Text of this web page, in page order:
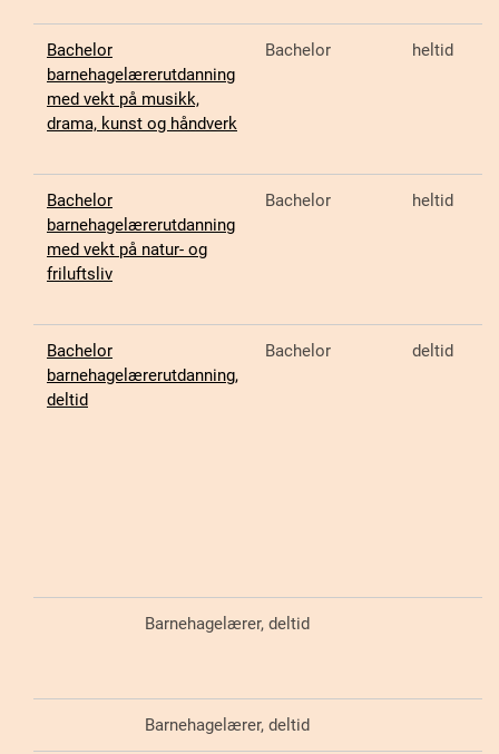
Bachelor
barnehagelærerutdanning
med vekt på musikk,
drama, kunst og håndverk
Bachelor heltid
Bachelor
barnehagelærerutdanning
med vekt på natur- og
friluftsliv
Bachelor heltid
Bachelor
barnehagelærerutdanning,
deltid
Bachelor deltid
Barnehagelærer, deltid
Barnehagelærer, deltid